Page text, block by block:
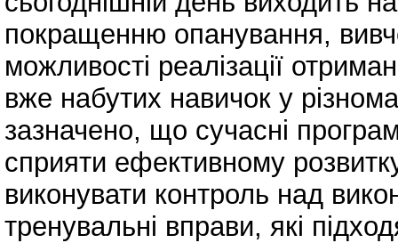
покращенню опанування,
можливості реалізації
вже набутих навичок у
зазначено, що сучасні
сприяти ефективному
виконувати контроль над
тренувальні вправи, які